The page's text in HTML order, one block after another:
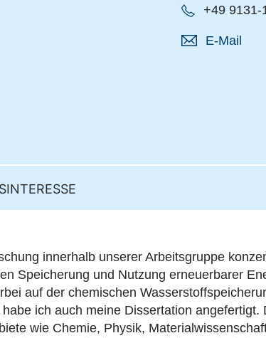
+49 9131-
E-Mail
innerhalb unserer Arbeitsgruppe
Speicherung und Nutzung erneuerbarer
auf der chemischen
habe ich auch meine Dissertation
wie Chemie, Physik,